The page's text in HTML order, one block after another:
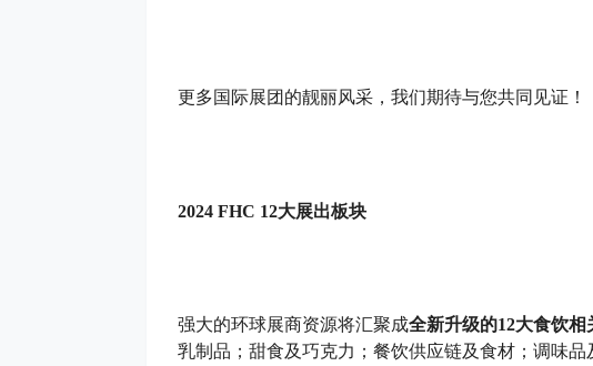
更多国际展团的靓丽风采，我们期待与您共同见证！
2024 FHC 12大展出板块
强大的环球展商资源将汇聚成全新升级的12大食饮相
乳制品；甜食及巧克力；餐饮供应链及食材；调味